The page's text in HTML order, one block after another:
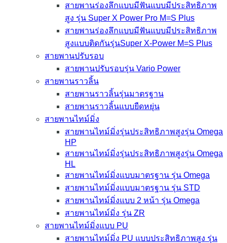
สายพานร่องลึกแบบมีฟันแบบมีประสิทธิภาพ
สูง รุ่น Super X Power Pro M=S Plus
สายพานร่องลึกแบบมีฟันแบบมีประสิทธิภาพ
สูงแบบติดกันรุ่นSuper X-Power M=S Plus
สายพานปรับรอบ
สายพานปรับรอบรุ่น Vario Power
สายพานราวลิ้น
สายพานราวลิ้นรุ่นมาตรฐาน
สายพานราวลิ้นแบบยืดหยุ่น
สายพานไทม์มิ่ง
สายพานไทม์มิ่งรุ่นประสิทธิภาพสูงรุ่น Omega
HP
สายพานไทม์มิ่งรุ่นประสิทธิภาพสูงรุ่น Omega
HL
สายพานไทม์มิ่งแบบมาตรฐาน รุ่น Omega
สายพานไทม์มิ่งแบบมาตรฐาน รุ่น STD
สายพานไทม์มิ่งแบบ 2 หน้า รุ่น Omega
สายพานไทม์มิ่ง รุ่น ZR
สายพานไทม์มิ่งแบบ PU
สายพานไทม์มิ่ง PU แบบประสิทธิภาพสูง รุ่น